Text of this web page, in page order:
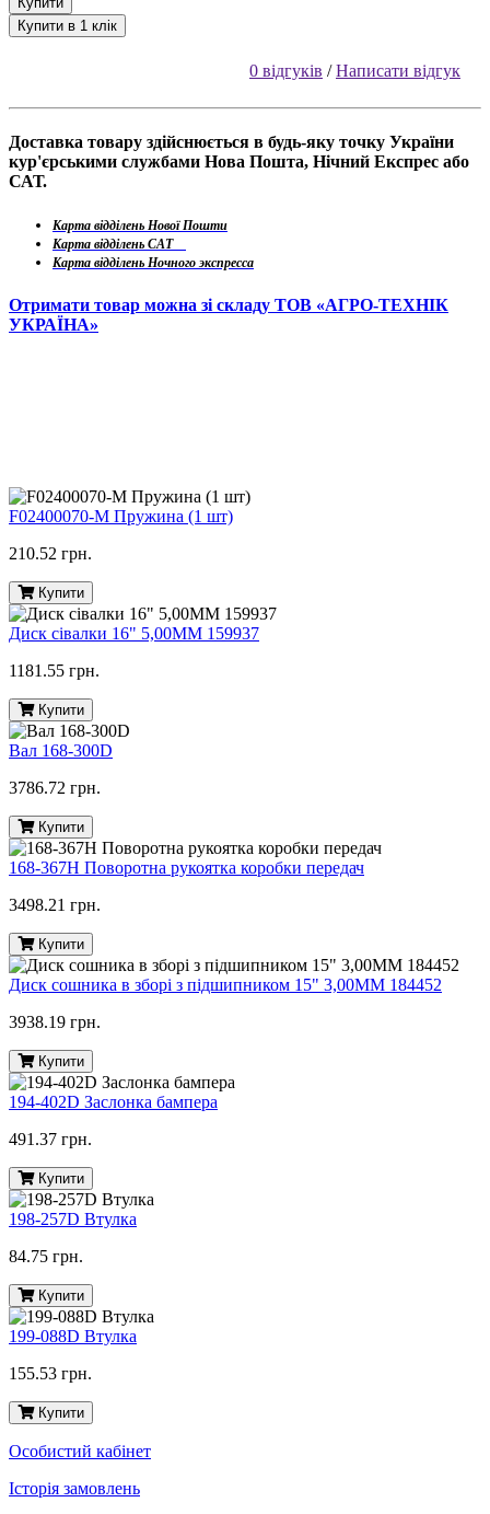
Купити в 1 клік
0 відгуків /Написати відгук
Доставка товару здійснюється в будь-яку точку України
кур'єрськими службами Нова Пошта, Нічний Експрес або
САТ.
Карта відділень Нової Пошти
Карта відділень САТ
Карта відділень Ночного экспресса
Отримати товар можна зі складу ТОВ «АГРО-ТЕХНІК
УКРАЇНА»
F02400070-M Пружина (1 шт)
210.52 грн.
Купити
Диск сівалки 16" 5,00ММ 159937
1181.55 грн.
Купити
Вал 168-300D
3786.72 грн.
Купити
168-367H Поворотна рукоятка коробки передач
3498.21 грн.
Купити
Диск сошника в зборі з підшипником 15" 3,00MM 184452
3938.19 грн.
Купити
194-402D Заслонка бампера
491.37 грн.
Купити
198-257D Втулка
84.75 грн.
Купити
199-088D Втулка
155.53 грн.
Купити
Особистий кабінет
Історія замовлень